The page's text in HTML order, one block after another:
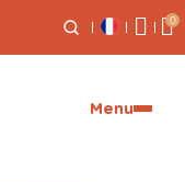
0
Menu